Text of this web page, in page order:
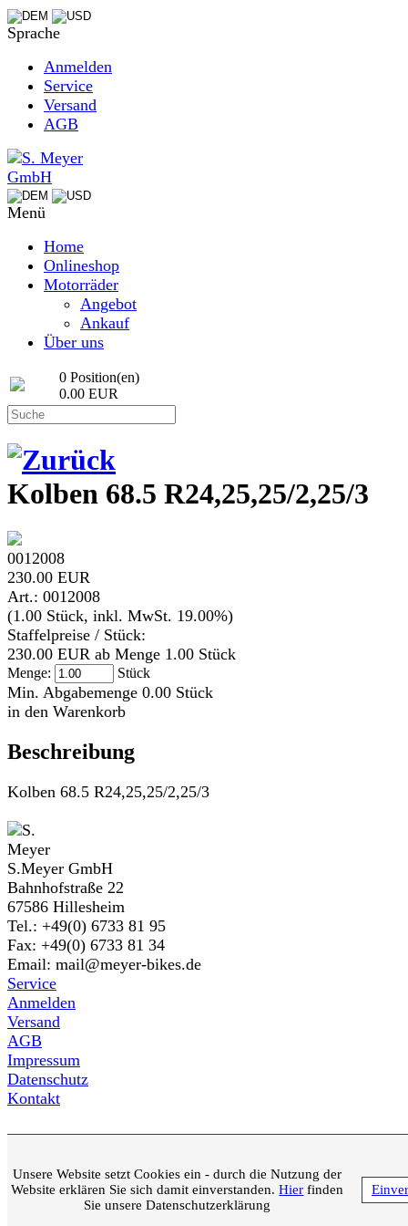
Sprache
Anmelden
Service
Versand
AGB
Menü
Home
Onlineshop
Motorräder
Angebot
Ankauf
Über uns
0 Position(en)
0.00 EUR
Kolben 68.5 R24,25,25/2,25/3
0012008
230.00 EUR
Art.: 0012008
(1.00 Stück, inkl. MwSt. 19.00%)
Staffelpreise / Stück:
230.00 EUR ab Menge 1.00 Stück
Menge: Stück
Min. Abgabemenge 0.00 Stück
in den Warenkorb
Beschreibung
Kolben 68.5 R24,25,25/2,25/3
S.Meyer GmbH
Bahnhofstraße 22
67586 Hillesheim
Tel.: +49(0) 6733 81 95
Fax: +49(0) 6733 81 34
Email: mail@meyer-bikes.de
Service
Anmelden
Versand
AGB
Impressum
Datenschutz
Kontakt
Unsere Website setzt Cookies ein - durch die Nutzung der
Website erklären Sie sich damit einverstanden.Hier finden
Sie unsere Datenschutzerklärung